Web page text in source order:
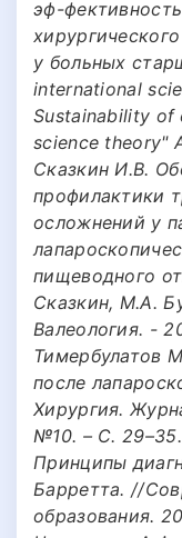
эф-
у больных
international
Sustainability of
science theory"
Сказкин И.В.
профилактики
осложнений у
пищеводного
Сказкин, М.А.
Валеология. -
Тимербулатов
после
Хирургия.
№10. – С.
Принципы
Барретта. //
образования.